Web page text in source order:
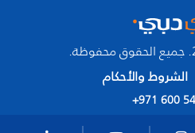
الشروط والأحكام
+971 600